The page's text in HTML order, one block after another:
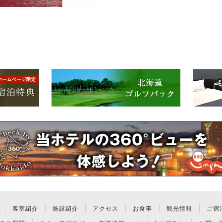
客室紹介 施設紹介 アクセス お食事 観光情報
ご宿